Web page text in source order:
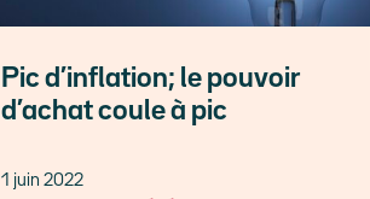
Pic d’inflation; le pouvoir
d’achat coule à pic
1 juin 2022